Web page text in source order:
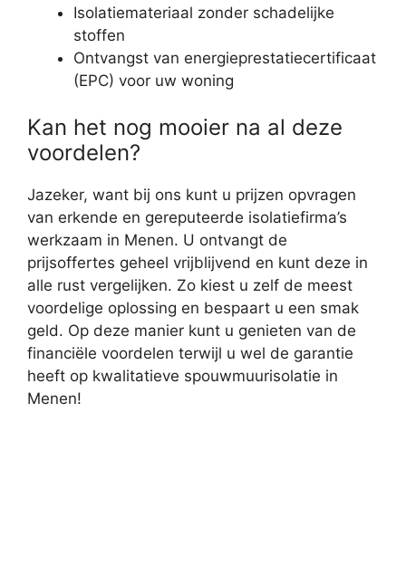
Isolatiemateriaal zonder schadelijke
stoffen
Ontvangst van energieprestatiecertificaat
(EPC) voor uw woning
Kan het nog mooier na al deze
voordelen?
Jazeker, want bij ons kunt u prijzen opvragen
van erkende en gereputeerde isolatiefirma’s
werkzaam in Menen. U ontvangt de
prijsoffertes geheel vrijblijvend en kunt deze in
alle rust vergelijken. Zo kiest u zelf de meest
voordelige oplossing en bespaart u een smak
geld. Op deze manier kunt u genieten van de
financiële voordelen terwijl u wel de garantie
heeft op kwalitatieve spouwmuurisolatie in
Menen!